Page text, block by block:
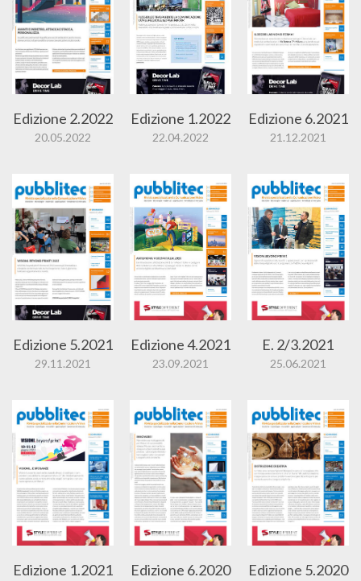
Edizione 2.2022
20.05.2022
Edizione 1.2022
22.04.2022
Edizione 6.2021
21.12.2021
Edizione 5.2021
29.11.2021
Edizione 4.2021
23.09.2021
E. 2/3.2021
25.06.2021
Edizione 1.2021 Edizione 6.2020 Edizione 5.2020